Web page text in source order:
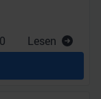
0
Lesen